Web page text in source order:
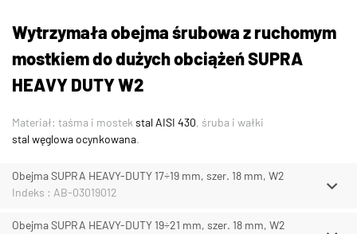
Wytrzymała obejma śrubowa z ruchomym
mostkiem do dużych obciążeń SUPRA
HEAVY DUTY W2
Materiał: taśma i mostek stal AISI 430, śruba i wałki
stal węglowa ocynkowana.
Obejma SUPRA HEAVY-DUTY 17÷19 mm, szer. 18 mm, W2
Indeks : AB-03019012
Obejma SUPRA HEAVY-DUTY 19÷21 mm, szer. 18 mm, W2